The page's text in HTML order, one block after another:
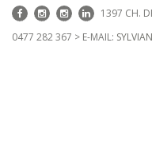
1397 CH.
0477 282 367 > E-MAIL: